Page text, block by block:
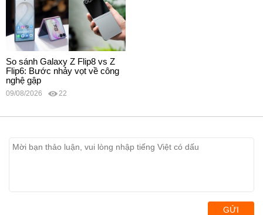
So sánh Galaxy Z Flip8 vs Z
Flip6: Bước nhảy vọt về công
nghệ gập
09/08/2026 22
GỬI